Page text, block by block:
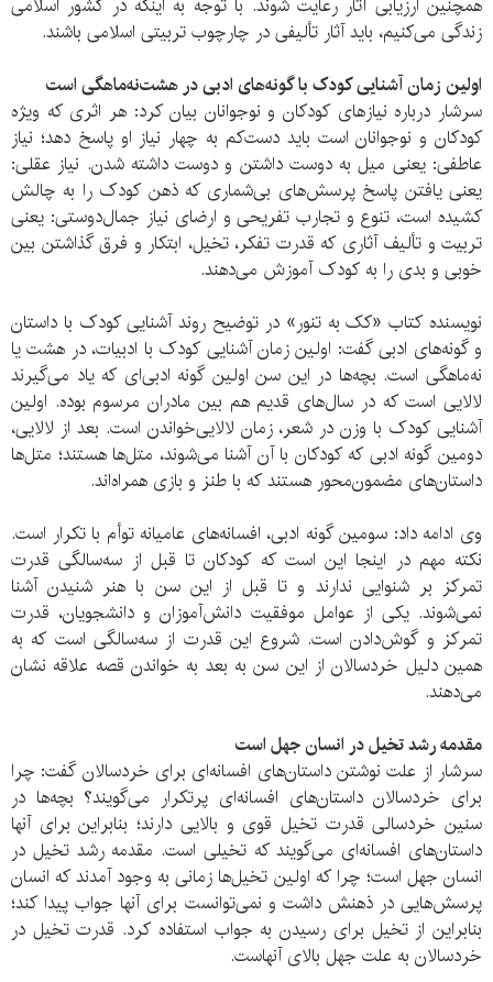
همچنین ارزیابی آثار رعایت شوند. با توجه به اینکه در کشور اسلامی
زندگی می‌کنیم، باید آثار تألیفی در چارچوب تربیتی اسلامی باشند.
اولین زمان آشنایی کودک با گونه‌های ادبی در هشت‌نه‌ماهگی است
سرشار درباره نیازهای کودکان و نوجوانان بیان کرد: هر اثری که ویژه
کودکان و نوجوانان است باید دست‌کم به چهار نیاز او پاسخ دهد؛ نیاز
عاطفی: یعنی میل به دوست داشتن و دوست داشته شدن. نیاز عقلی:
یعنی یافتن پاسخ پرسش‌های بی‌شماری که ذهن کودک را به چالش
کشیده است، تنوع و تجارب تفریحی و ارضای نیاز جمال‌دوستی: یعنی
تربیت و تألیف آثاری که قدرت تفکر، تخیل، ابتکار و فرق گذاشتن بین
خوبی و بدی را به کودک آموزش می‌دهند.
نویسنده کتاب «کک به تنور» در توضیح روند آشنایی کودک با داستان
و گونه‌های ادبی گفت: اولین زمان آشنایی کودک با ادبیات، در هشت یا
نه‌ماهگی است. بچه‌ها در این سن اولین گونه ادبی‌ای که یاد می‌گیرند
لالایی است که در سال‌های قدیم هم بین مادران مرسوم بوده. اولین
آشنایی کودک با وزن در شعر، زمان لالایی‌خواندن است. بعد از لالایی،
دومین گونه ادبی که کودکان با آن آشنا می‌شوند، متل‌ها هستند؛ متل‌ها
داستان‌های مضمون‌محور هستند که با طنز و بازی همراه‌اند.
وی ادامه داد: سومین گونه ادبی، افسانه‌های عامیانه توأم با تکرار است.
نکته مهم در اینجا این است که کودکان تا قبل از سه‌سالگی قدرت
تمرکز بر شنوایی ندارند و تا قبل از این سن با هنر شنیدن آشنا
نمی‌شوند. یکی از عوامل موفقیت دانش‌آموزان و دانشجویان، قدرت
تمرکز و گوش‌دادن است. شروع این قدرت از سه‌سالگی است که به
همین دلیل خردسالان از این سن به بعد به خواندن قصه علاقه نشان
می‌دهند.
مقدمه رشد تخیل در انسان جهل است
سرشار از علت نوشتن داستان‌های افسانه‌ای برای خردسالان گفت: چرا
برای خردسالان داستان‌های افسانه‌ای پرتکرار می‌گویند؟ بچه‌ها در
سنین خردسالی قدرت تخیل قوی و بالایی دارند؛ بنابراین برای آنها
داستان‌های افسانه‌ای می‌گویند که تخیلی است. مقدمه رشد تخیل در
انسان جهل است؛ چرا که اولین تخیل‌ها زمانی به وجود آمدند که انسان
پرسش‌هایی در ذهنش داشت و نمی‌توانست برای آنها جواب پیدا کند؛
بنابراین از تخیل برای رسیدن به جواب استفاده کرد. قدرت تخیل در
خردسالان به علت جهل بالای آنهاست.